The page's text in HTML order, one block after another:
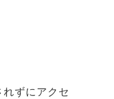
ずにアクセ